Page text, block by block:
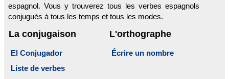
espagnol. Vous y trouverez tous les verbes espagnols
conjugués à tous les temps et tous les modes.
La conjugaison
El Conjugador
Liste de verbes
L'orthographe
Écrire un nombre